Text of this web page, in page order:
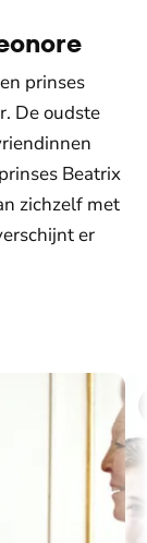
prinses
De oudste
Beatrix
zichzelf met
er